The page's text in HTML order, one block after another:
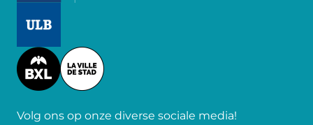
Image
Volg ons op onze diverse sociale media!